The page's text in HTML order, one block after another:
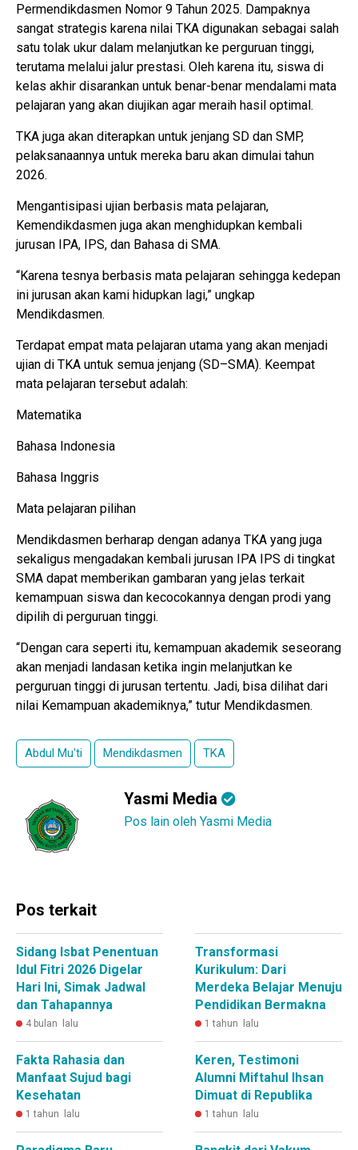
Permendikdasmen Nomor 9 Tahun 2025. Dampaknya
sangat strategis karena nilai TKA digunakan sebagai salah
satu tolak ukur dalam melanjutkan ke perguruan tinggi,
terutama melalui jalur prestasi. Oleh karena itu, siswa di
kelas akhir disarankan untuk benar-benar mendalami mata
pelajaran yang akan diujikan agar meraih hasil optimal.
TKA juga akan diterapkan untuk jenjang SD dan SMP,
pelaksanaannya untuk mereka baru akan dimulai tahun
2026.
Mengantisipasi ujian berbasis mata pelajaran,
Kemendikdasmen juga akan menghidupkan kembali
jurusan IPA, IPS, dan Bahasa di SMA.
“Karena tesnya berbasis mata pelajaran sehingga kedepan
ini jurusan akan kami hidupkan lagi,” ungkap
Mendikdasmen.
Terdapat empat mata pelajaran utama yang akan menjadi
ujian di TKA untuk semua jenjang (SD–SMA). Keempat
mata pelajaran tersebut adalah:
Matematika
Bahasa Indonesia
Bahasa Inggris
Mata pelajaran pilihan
Mendikdasmen berharap dengan adanya TKA yang juga
sekaligus mengadakan kembali jurusan IPA IPS di tingkat
SMA dapat memberikan gambaran yang jelas terkait
kemampuan siswa dan kecocokannya dengan prodi yang
dipilih di perguruan tinggi.
“Dengan cara seperti itu, kemampuan akademik seseorang
akan menjadi landasan ketika ingin melanjutkan ke
perguruan tinggi di jurusan tertentu. Jadi, bisa dilihat dari
nilai Kemampuan akademiknya,” tutur Mendikdasmen.
Abdul Mu'ti Mendikdasmen TKA
Yasmi Media
Pos lain oleh Yasmi Media
Pos terkait
Sidang Isbat Penentuan
Idul Fitri 2026 Digelar
Hari Ini, Simak Jadwal
dan Tahapannya
4 bulan lalu
Transformasi
Kurikulum: Dari
Merdeka Belajar Menuju
Pendidikan Bermakna
1 tahun lalu
Fakta Rahasia dan
Manfaat Sujud bagi
Kesehatan
1 tahun lalu
Keren, Testimoni
Alumni Miftahul Ihsan
Dimuat di Republika
1 tahun lalu